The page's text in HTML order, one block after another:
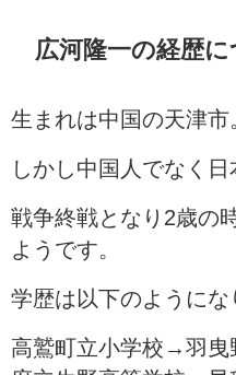
広河隆一の経歴
生まれは中国の天津市
しかし中国人でなく日
戦争終戦となり2歳の
ようです。
学歴は以下のようにな
高鷲町立小学校→羽